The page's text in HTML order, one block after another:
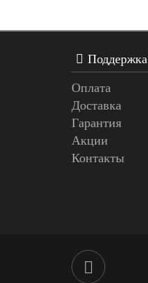
Поддержка
Оплата
Доставка
Гарантия
Акции
Контакты